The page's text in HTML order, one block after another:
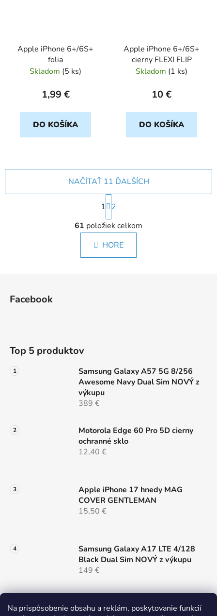
Na prispôsobenie obsahu a reklám, poskytovanie funkcií
Apple iPhone 6+/6S+
folia
Skladom (5 ks)
1,99 €
DO KOŠÍKA
Apple iPhone 6+/6S+
cierny FLEXI FLIP
Skladom (1 ks)
10 €
DO KOŠÍKA
O
v
l
á
d
v
ý
p
NAČÍTAŤ 11 ĎALŠÍCH
S
t
r
á
n
k
1
2
61 položiek celkom
HORE
Facebook
Top 5 produktov
Samsung Galaxy A57 5G 8/256
Awesome Navy Dual Sim NOVÝ z
výkupu
389 €
Motorola Edge 60 Pro 5D cierny
ochranné sklo
12,40 €
Apple iPhone 17 hnedy MAG
COVER GENTLEMAN
15,50 €
Samsung Galaxy A17 LTE 4/128
Black Dual Sim NOVÝ z výkupu
149 €
Nillkin SnapHold Magnetický